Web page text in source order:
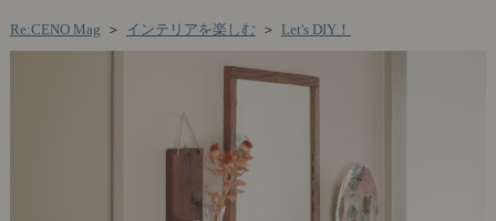
Re:CENO Mag ＞ インテリアを楽しむ ＞ Let's DIY！